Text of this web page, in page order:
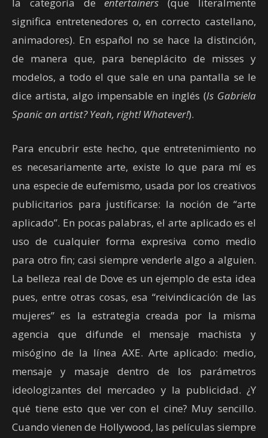
significa entretenedores o, en correcto castellano,
animadores). En español no se hace la distinción,
de manera que, para beneplácito de misses y
modelos, a todo el que sale en una pantalla se le
dice artista, algo impensable en inglés (Is Gabriela
Spanic an artist? Yeah, right! Whatever!).
Para encubrir este hecho, que entretenimiento no
es necesariamente arte, existe lo que para mí es
una especie de eufemismo, usada por los creativos
publicitarios para justificarse: la noción de “arte
aplicado”. En pocas palabras, el arte aplicado es el
uso de cualquier forma expresiva como medio
para otro fin; casi siempre venderle algo a alguien.
La belleza real de Dove es un ejemplo de esta idea
pues, entre otras cosas, esa “reivindicación de las
mujeres” es la estrategia creada por la misma
agencia que difunde el mensaje machista y
misógino de la línea AXE. Arte aplicado: medio,
mensaje y masaje dentro de los parámetros
ideologizantes del mercadeo y la publicidad. ¿Y
qué tiene esto que ver con el cine? Muy sencillo.
Cuando vienen de Hollywood, las películas siempre